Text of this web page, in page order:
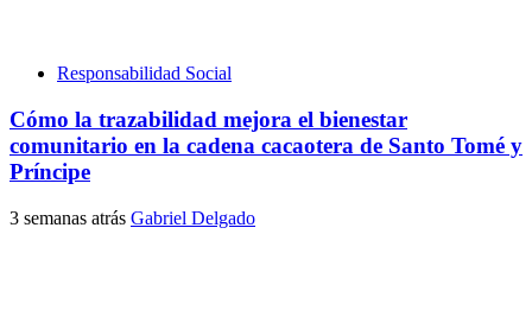
Responsabilidad Social
Cómo la trazabilidad mejora el bienestar
comunitario en la cadena cacaotera de Santo Tomé y
Príncipe
3 semanas atrás Gabriel Delgado